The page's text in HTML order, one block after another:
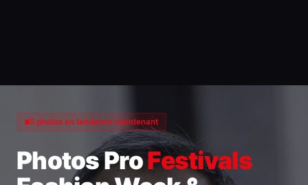
5 photos en tendance maintenant
Photos ProFestivals